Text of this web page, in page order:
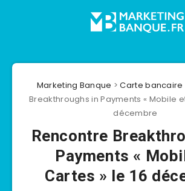
Marketing Banque >Carte bancaire
Breakthroughs in Payments « Mobile
décembre
Rencontre
Payments «
Cartes » le 16